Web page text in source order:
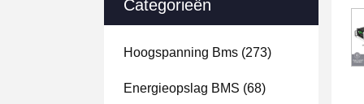
Categorieën
Hoogspanning Bms (273)
Energieopslag BMS (68)